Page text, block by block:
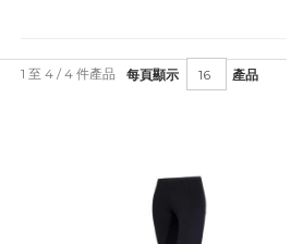
每頁顯示 產品
1 至 4 / 4 件產品